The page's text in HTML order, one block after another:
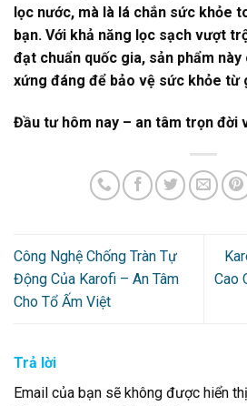
lọc nước, mà là lá chắn sức khỏe
bạn. Với khả năng lọc sạch vượt
đạt chuẩn quốc gia, sản phẩm
xứng đáng để bảo vệ sức khỏe từ
Đầu tư hôm nay – an tâm trọn đời
Công Nghệ Chống Tràn Tự
Động Của Karofi – An Tâm
Cho Tổ Ấm Việt
Cao
Trả lời
Email của bạn sẽ không được hiển